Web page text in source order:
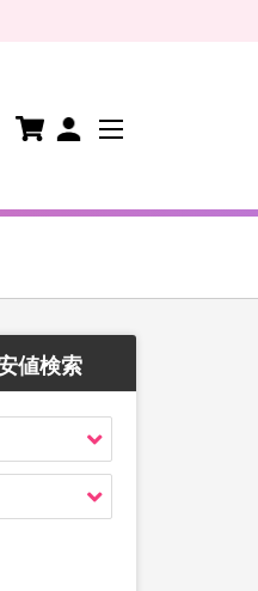
値検索